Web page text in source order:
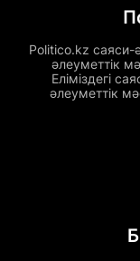
Politico.kz саяси-
әлеуметтік
Еліміздегі
әлеуметтік